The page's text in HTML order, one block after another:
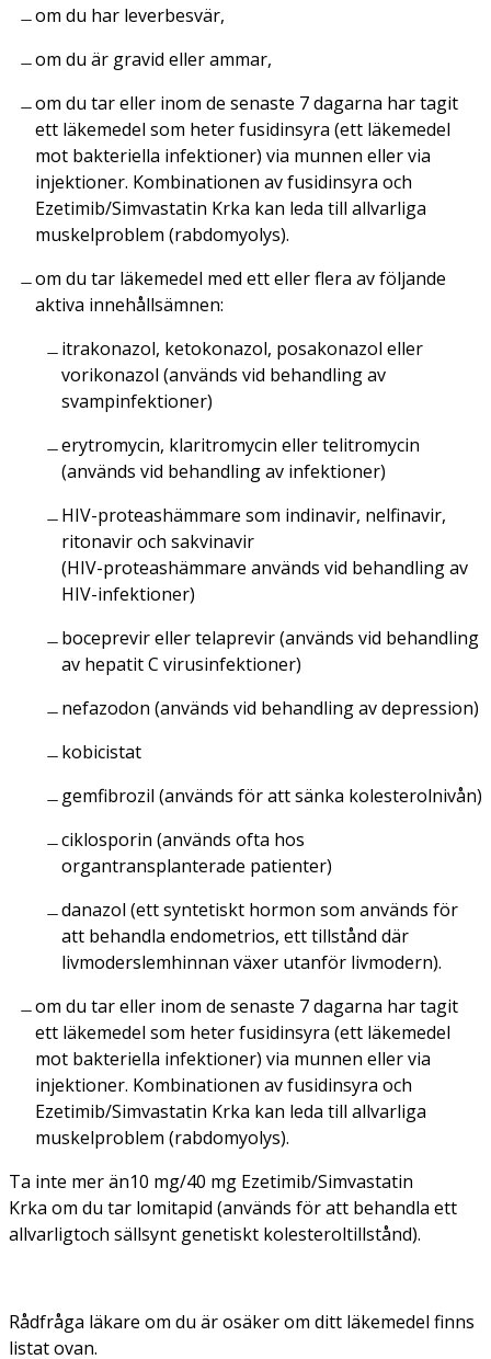
om du har leverbesvär,
om du är gravid eller ammar,
om du tar eller inom de senaste 7 dagarna har tagit
ett läkemedel som heter fusidinsyra (ett läkemedel
mot bakteriella infektioner) via munnen eller via
injektioner. Kombinationen av fusidinsyra och
Ezetimib/Simvastatin Krka kan leda till allvarliga
muskelproblem (rabdomyolys).
om du tar läkemedel med ett eller flera av följande
aktiva innehållsämnen:
itrakonazol, ketokonazol, posakonazol eller
vorikonazol (används vid behandling av
svampinfektioner)
erytromycin, klaritromycin eller telitromycin
(används vid behandling av infektioner)
HIV-proteashämmare som indinavir, nelfinavir,
ritonavir och sakvinavir
(HIV-proteashämmare används vid behandling av
HIV-infektioner)
boceprevir eller telaprevir (används vid behandling
av hepatit C virusinfektioner)
nefazodon (används vid behandling av depression)
kobicistat
gemfibrozil (används för att sänka kolesterolnivån)
ciklosporin (används ofta hos
organtransplanterade patienter)
danazol (ett syntetiskt hormon som används för
att behandla endometrios, ett tillstånd där
livmoderslemhinnan växer utanför livmodern).
om du tar eller inom de senaste 7 dagarna har tagit
ett läkemedel som heter fusidinsyra (ett läkemedel
mot bakteriella infektioner) via munnen eller via
injektioner. Kombinationen av fusidinsyra och
Ezetimib/Simvastatin Krka kan leda till allvarliga
muskelproblem (rabdomyolys).
Ta inte mer än10 mg/40 mg Ezetimib/Simvastatin
Krka om du tar lomitapid (används för att behandla ett
allvarligtoch sällsynt genetiskt kolesteroltillstånd).
Rådfråga läkare om du är osäker om ditt läkemedel finns
listat ovan.